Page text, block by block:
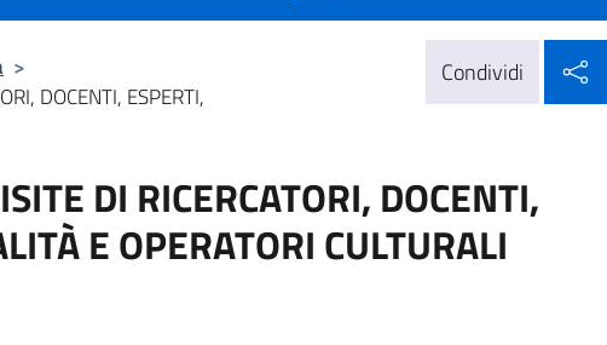
>
DOCENTI, ESPERTI,
Condividi
DI RICERCATORI, DOCENTI,
E OPERATORI CULTURALI